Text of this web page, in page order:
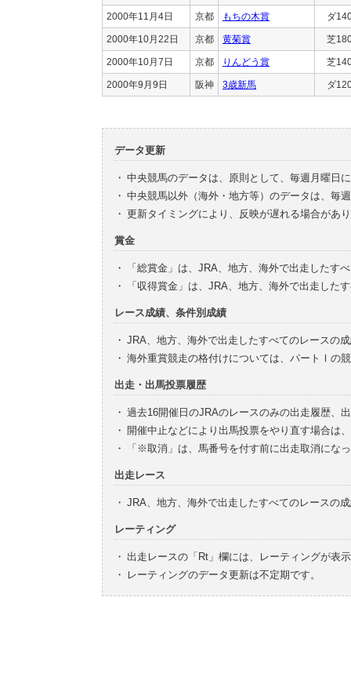
2000年11月4日 京都 もちの木賞 ダ
2000年10月22日 京都 黄菊賞 芝
2000年10月7日 京都 りんどう賞 芝
2000年9月9日 阪神 3歳新馬 ダ
データ更新
・ 中央競馬のデータは、原則として、毎週月曜日
・ 中央競馬以外（海外・地方等）のデータは、毎
・ 更新タイミングにより、反映が遅れる場合があ
賞金
・
「総賞金」は、JRA、地方、海外で出走したす
・
「収得賞金」は、JRA、地方、海外で出走した
レース成績、条件別成績
・ JRA、地方、海外で出走したすべてのレースの
・ 海外重賞競走の格付けについては、パートⅠの
出走・出馬投票履歴
・ 過去16開催日のJRAのレースのみの出走履歴、
・ 開催中止などにより出馬投票をやり直す場合は
・
「※取消」は、馬番号を付す前に出走取消にな
出走レース
・ JRA、地方、海外で出走したすべてのレースの
レーティング
・ 出走レースの「Rt」欄には、レーティングが表
・
レーティングのデータ更新は不定期です。